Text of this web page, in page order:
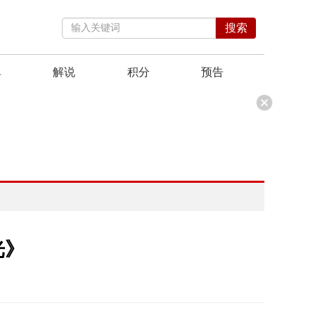
搜索
解说 积分 预告